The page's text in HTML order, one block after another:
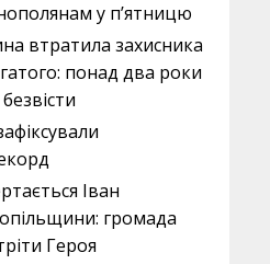
у п’ятницю
втратила захисника
понад два роки
Іван
громада
Героя